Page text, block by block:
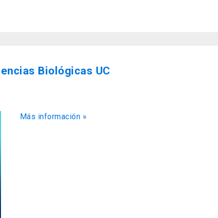
Biológicas UC
Más información »